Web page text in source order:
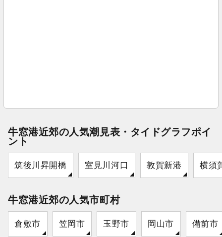
牛窓港近郊の人気潮見表・タイドグラフポイ
ント
筑後川昇開橋 室見川河口 敦賀新港 横須
牛窓港近郊の人気市町村
倉敷市 笠岡市 玉野市 岡山市 備前市